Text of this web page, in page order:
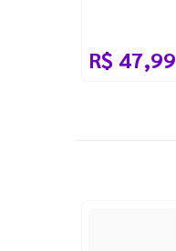
R$ 47,99